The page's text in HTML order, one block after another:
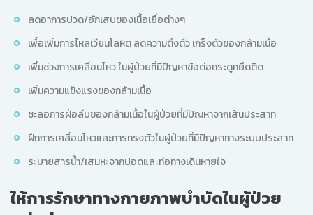
ลดอาการปวด/อักเสบของเนื้อเยื่อต่างๆ
เพื่อเพิ่มการไหลเวียนโลหิต ลดความตึงตัว เกร็งตัวของกล้ามเนื้อ
เพิ่มช่วงการเคลื่อนไหว ในผู้ป่วยที่มีปัญหาข้อต่อกระดูกยึดติด
เพิ่มความแข็งแรงของกล้ามเนื้อ
ชะลอการฝ่อลีบของกล้ามเนื้อในผู้ป่วยที่มีปัญหาจากเส้นประสาท
ฝึกการเคลื่อนไหวและการทรงตัวในผู้ป่วยที่มีปัญหาทางระบบประสาท
ระบายสารน้ำ/เสมหะจากปอดและท่อทางเดินหายใจ
ให้การรักษาทางกายภาพบำบัดในผู้ป่วย